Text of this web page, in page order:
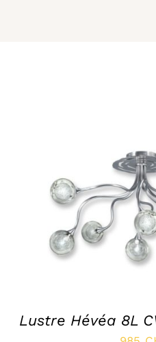
SELECT OPTIONS
Lustre Hévéa 8L